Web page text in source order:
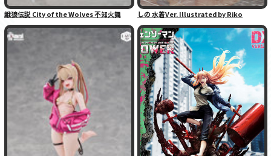
餓狼伝説 City of the Wolves 不知火舞 しの 水着Ver. Illustrated by Riko